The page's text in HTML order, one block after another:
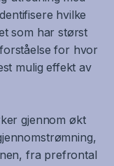
hvilke
som har størst
for hvor
mulig effekt av
gjennom økt
fra prefrontal